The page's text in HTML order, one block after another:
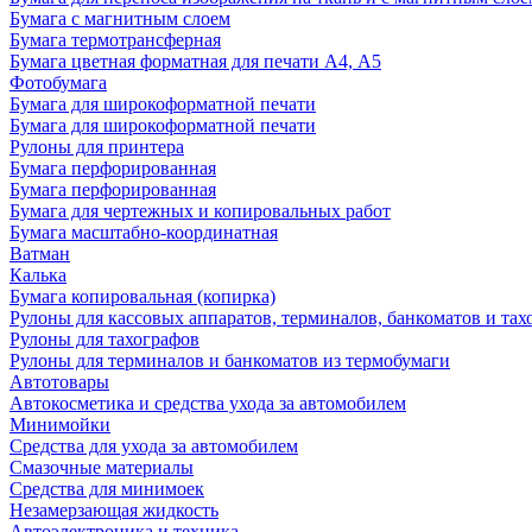
Бумага с магнитным слоем
Бумага термотрансферная
Бумага цветная форматная для печати А4, А5
Фотобумага
Бумага для широкоформатной печати
Бумага для широкоформатной печати
Рулоны для принтера
Бумага перфорированная
Бумага перфорированная
Бумага для чертежных и копировальных работ
Бумага масштабно-координатная
Ватман
Калька
Бумага копировальная (копирка)
Рулоны для кассовых аппаратов, терминалов, банкоматов и
Рулоны для тахографов
Рулоны для терминалов и банкоматов из термобумаги
Автотовары
Автокосметика и средства ухода за автомобилем
Минимойки
Средства для ухода за автомобилем
Смазочные материалы
Средства для минимоек
Незамерзающая жидкость